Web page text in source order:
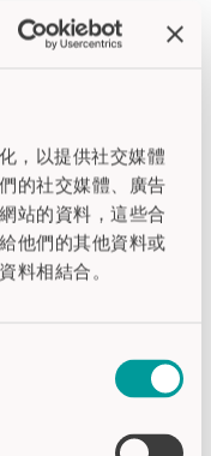
，以提供社交媒體
的社交媒體、廣告
站的資料，這些合
他們的其他資料或
料相結合。